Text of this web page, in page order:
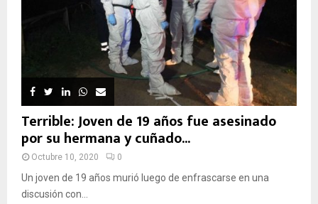
Terrible: Joven de 19 años fue asesinado
por su hermana y cuñado...
Octubre 10, 2020 0
Un joven de 19 años murió luego de enfrascarse en una
discusión con...